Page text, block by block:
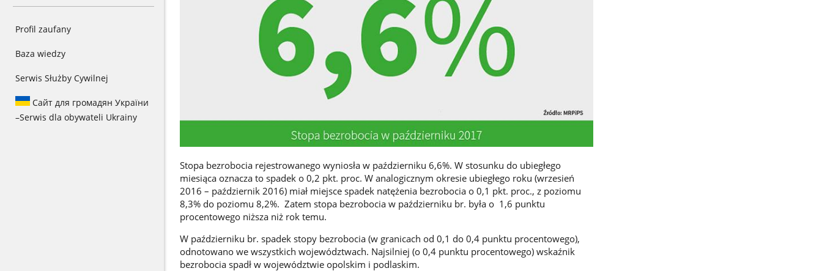
Profil zaufany
Baza wiedzy
Serwis Służby Cywilnej
Сайт для громадян України
–Serwis dla obywateli Ukrainy
Stopa bezrobocia rejestrowanego wyniosła w październiku 6,6%. W stosunku do ubiegłego
miesiąca oznacza to spadek o 0,2 pkt. proc. W analogicznym okresie ubiegłego roku (wrzesień
2016 – październik 2016) miał miejsce spadek natężenia bezrobocia o 0,1 pkt. proc., z poziomu
8,3% do poziomu 8,2%. Zatem stopa bezrobocia w październiku br. była o 1,6 punktu
procentowego niższa niż rok temu.
W październiku br. spadek stopy bezrobocia (w granicach od 0,1 do 0,4 punktu procentowego),
odnotowano we wszystkich województwach. Najsilniej (o 0,4 punktu procentowego) wskaźnik
bezrobocia spadł w województwie opolskim i podlaskim.